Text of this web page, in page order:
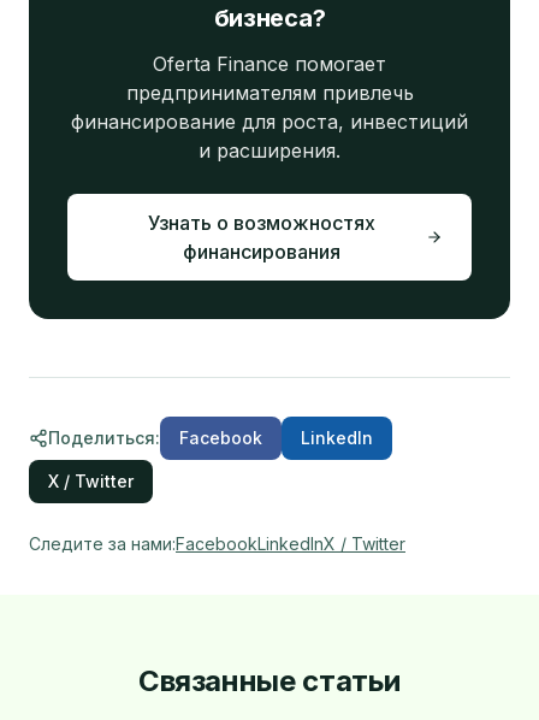
бизнеса?
Oferta Finance помогает
предпринимателям привлечь
финансирование для роста, инвестиций
и расширения.
Узнать о возможностях
финансирования
Поделиться: Facebook LinkedIn
X / Twitter
Следите за нами:FacebookLinkedInX / Twitter
Связанные статьи